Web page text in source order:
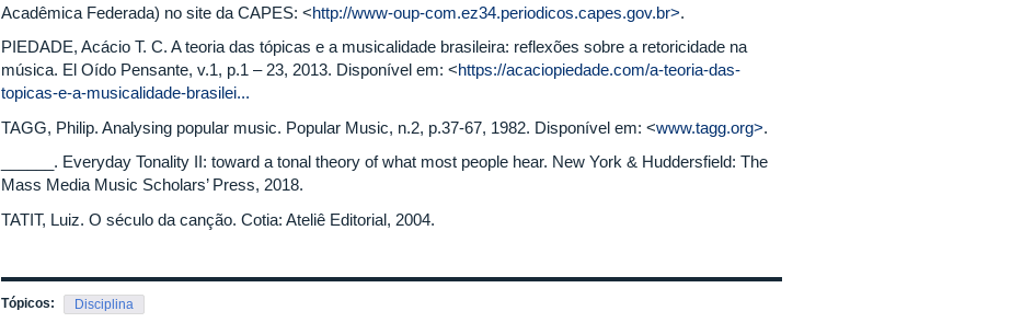
Acadêmica Federada) no site da CAPES: <http://www-oup-com.ez34.periodicos.capes.gov.br>.
PIEDADE, Acácio T. C. A teoria das tópicas e a musicalidade brasileira: reflexões sobre a retoricidade na
música. El Oído Pensante, v.1, p.1 – 23, 2013. Disponível em: <https://acaciopiedade.com/a-teoria-das-
topicas-e-a-musicalidade-brasilei...
TAGG, Philip. Analysing popular music. Popular Music, n.2, p.37-67, 1982. Disponível em: <www.tagg.org>.
______. Everyday Tonality II: toward a tonal theory of what most people hear. New York & Huddersfield: The
Mass Media Music Scholars’ Press, 2018.
TATIT, Luiz. O século da canção. Cotia: Ateliê Editorial, 2004.
Tópicos: Disciplina